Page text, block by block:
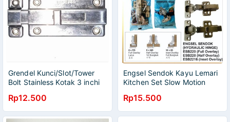
Grendel Kunci/Slot/Tower
Bolt Stainless Kotak 3 inchi
Rp12.500
Engsel Sendok Kayu Lemari
Kitchen Set Slow Motion
Rp15.500